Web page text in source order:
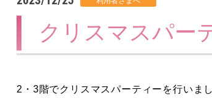
クリスマスパー
2・3階でクリスマスパーティーを行いまし